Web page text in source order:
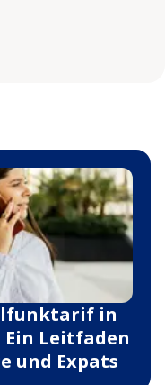
in
Leitfaden
und Expats